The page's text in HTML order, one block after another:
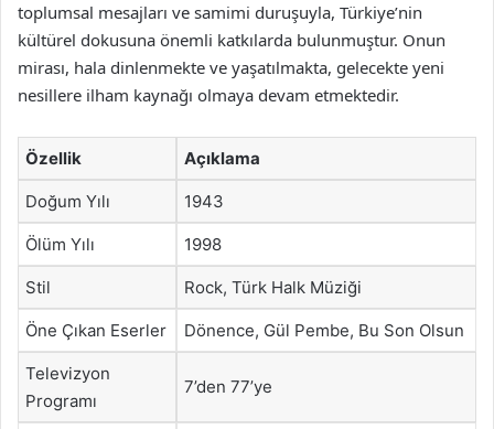
toplumsal mesajları ve samimi duruşuyla, Türkiye’nin
kültürel dokusuna önemli katkılarda bulunmuştur. Onun
mirası, hala dinlenmekte ve yaşatılmakta, gelecekte yeni
nesillere ilham kaynağı olmaya devam etmektedir.
Özellik Açıklama
Doğum Yılı 1943
Ölüm Yılı 1998
Stil Rock, Türk Halk Müziği
Öne Çıkan Eserler Dönence, Gül Pembe, Bu Son Olsun
Televizyon
Programı
7’den 77’ye